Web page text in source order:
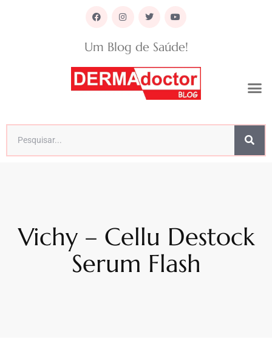
Um Blog de Saúde!
Vichy – Cellu Destock
Serum Flash